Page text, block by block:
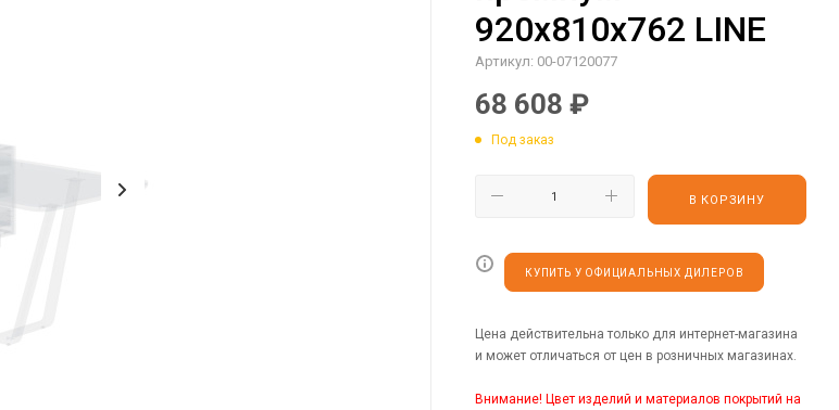
920х810х762 LINE
Артикул: 00-07120077
68 608 ₽
Под заказ
В КОРЗИНУ
КУПИТЬ У ОФИЦИАЛЬНЫХ ДИЛЕРОВ
Цена действительна только для интернет-магазина
и может отличаться от цен в розничных магазинах.
Внимание! Цвет изделий и материалов покрытий на